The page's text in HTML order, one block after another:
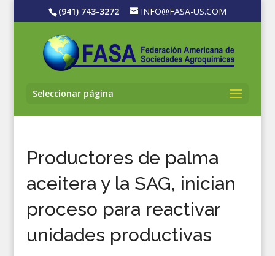
(941) 743-3272 INFO@FASA-US.COM
Seleccionar página
Productores de palma
aceitera y la SAG, inician
proceso para reactivar
unidades productivas